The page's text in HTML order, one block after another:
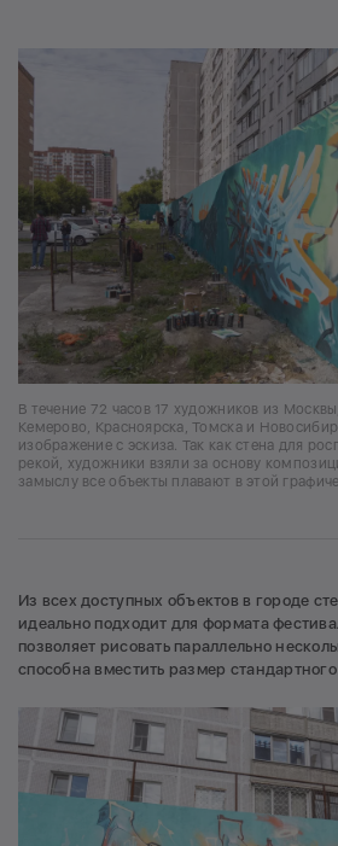
В течение 72 часов 17 художников из
Кемерово, Красноярска, Томска и
изображение с эскиза. Так как стена для
рекой, художники взяли за основу
замыслу все объекты плавают в этой
Из всех доступных объектов в городе
идеально подходит для формата
позволяет рисовать параллельно
способна вместить размер